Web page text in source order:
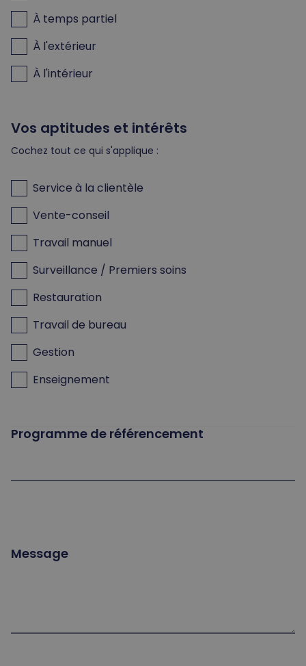
À temps partiel
À l'extérieur
À l'intérieur
Vos aptitudes et intérêts
Cochez tout ce qui s'applique :
Service à la clientèle
Vente-conseil
Travail manuel
Surveillance / Premiers soins
Restauration
Travail de bureau
Gestion
Enseignement
Programme de référencement
Message